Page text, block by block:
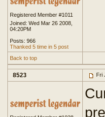
Registered Member #1011
Joined: Wed Mar 26 2008,
04:20PM
Posts: 966
Thanked 5 time in 5 post
Back to top
8523 Fri